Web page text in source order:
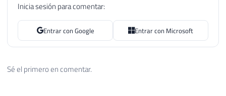
Inicia sesión para comentar:
Entrar con Google Entrar con Microsoft
Sé el primero en comentar.